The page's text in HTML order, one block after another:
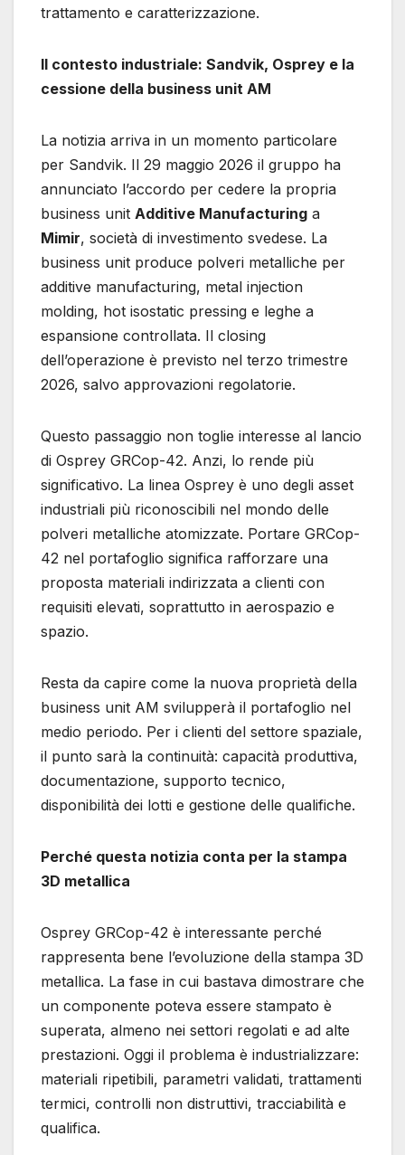
trattamento e caratterizzazione.
Il contesto industriale: Sandvik, Osprey e la
cessione della business unit AM
La notizia arriva in un momento particolare
per Sandvik. Il 29 maggio 2026 il gruppo ha
annunciato l’accordo per cedere la propria
business unit Additive Manufacturing a
Mimir, società di investimento svedese. La
business unit produce polveri metalliche per
additive manufacturing, metal injection
molding, hot isostatic pressing e leghe a
espansione controllata. Il closing
dell’operazione è previsto nel terzo trimestre
2026, salvo approvazioni regolatorie.
Questo passaggio non toglie interesse al lancio
di Osprey GRCop-42. Anzi, lo rende più
significativo. La linea Osprey è uno degli asset
industriali più riconoscibili nel mondo delle
polveri metalliche atomizzate. Portare GRCop-
42 nel portafoglio significa rafforzare una
proposta materiali indirizzata a clienti con
requisiti elevati, soprattutto in aerospazio e
spazio.
Resta da capire come la nuova proprietà della
business unit AM svilupperà il portafoglio nel
medio periodo. Per i clienti del settore spaziale,
il punto sarà la continuità: capacità produttiva,
documentazione, supporto tecnico,
disponibilità dei lotti e gestione delle qualifiche.
Perché questa notizia conta per la stampa
3D metallica
Osprey GRCop-42 è interessante perché
rappresenta bene l’evoluzione della stampa 3D
metallica. La fase in cui bastava dimostrare che
un componente poteva essere stampato è
superata, almeno nei settori regolati e ad alte
prestazioni. Oggi il problema è industrializzare:
materiali ripetibili, parametri validati, trattamenti
termici, controlli non distruttivi, tracciabilità e
qualifica.